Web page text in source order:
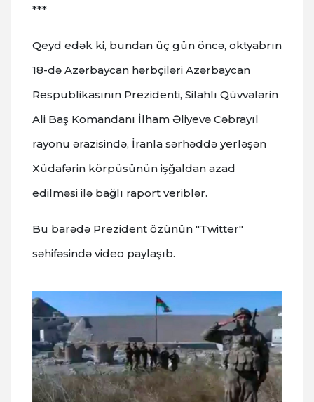
***
Qeyd edək ki, bundan üç gün öncə, oktyabrın
18-də Azərbaycan hərbçiləri Azərbaycan
Respublikasının Prezidenti, Silahlı Qüvvələrin
Ali Baş Komandanı İlham Əliyevə Cəbrayıl
rayonu ərazisində, İranla sərhəddə yerləşən
Xüdafərin körpüsünün işğaldan azad
edilməsi ilə bağlı raport veriblər.
Bu barədə Prezident özünün "Twitter"
səhifəsində video paylaşıb.